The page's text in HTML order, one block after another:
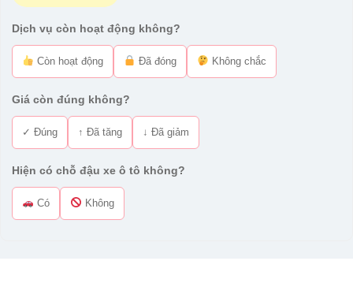
Dịch vụ còn hoạt động không?
Còn hoạt động Đã đóng Không chắc
Giá còn đúng không?
✓ Đúng ↑ Đã tăng ↓ Đã giảm
Hiện có chỗ đậu xe ô tô không?
Có Không